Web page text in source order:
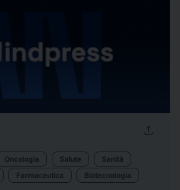
upload
Oncologia Salute
Sanità
Farmaceutica Biotecnologia